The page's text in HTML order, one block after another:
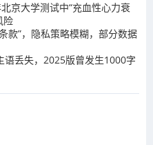
京大学测试中“充血性心力衰
险
款”，隐私策略模糊，部分数据
语丢失，2025版曾发生1000字